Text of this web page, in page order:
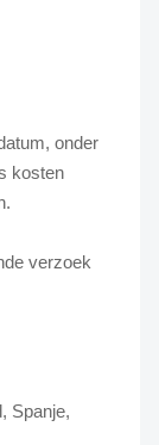
onder
kosten
verzoek
Spanje,